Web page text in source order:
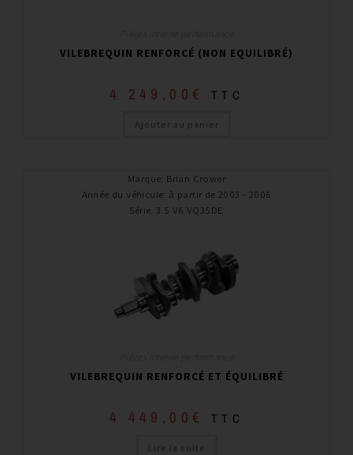
VILEBREQUIN RENFORCÉ (NON EQUILIBRÉ)
4 249,00 € TTC
Ajouter au panier
Marque: Brian Crower
Année du véhicule: à partir de 2003 - 2006
Série: 3.5 V6 VQ35DE
VILEBREQUIN RENFORCÉ ET ÉQUILIBRÉ
4 449,00 € TTC
Lire la suite